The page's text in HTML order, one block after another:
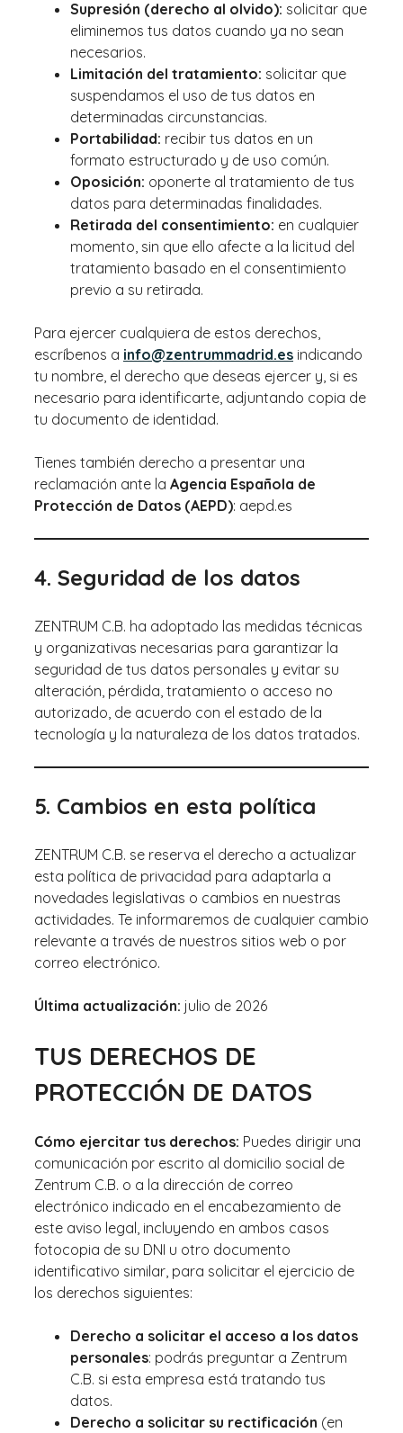
Supresión (derecho al olvido): solicitar que
eliminemos tus datos cuando ya no sean
necesarios.
Limitación del tratamiento: solicitar que
suspendamos el uso de tus datos en
determinadas circunstancias.
Portabilidad: recibir tus datos en un
formato estructurado y de uso común.
Oposición: oponerte al tratamiento de tus
datos para determinadas finalidades.
Retirada del consentimiento: en cualquier
momento, sin que ello afecte a la licitud del
tratamiento basado en el consentimiento
previo a su retirada.
Para ejercer cualquiera de estos derechos,
escríbenos a info@zentrummadrid.es indicando
tu nombre, el derecho que deseas ejercer y, si es
necesario para identificarte, adjuntando copia de
tu documento de identidad.
Tienes también derecho a presentar una
reclamación ante la Agencia Española de
Protección de Datos (AEPD): aepd.es
4. Seguridad de los datos
ZENTRUM C.B. ha adoptado las medidas técnicas
y organizativas necesarias para garantizar la
seguridad de tus datos personales y evitar su
alteración, pérdida, tratamiento o acceso no
autorizado, de acuerdo con el estado de la
tecnología y la naturaleza de los datos tratados.
5. Cambios en esta política
ZENTRUM C.B. se reserva el derecho a actualizar
esta política de privacidad para adaptarla a
novedades legislativas o cambios en nuestras
actividades. Te informaremos de cualquier cambio
relevante a través de nuestros sitios web o por
correo electrónico.
Última actualización: julio de 2026
TUS DERECHOS DE
PROTECCIÓN DE DATOS
Cómo ejercitar tus derechos: Puedes dirigir una
comunicación por escrito al domicilio social de
Zentrum C.B. o a la dirección de correo
electrónico indicado en el encabezamiento de
este aviso legal, incluyendo en ambos casos
fotocopia de su DNI u otro documento
identificativo similar, para solicitar el ejercicio de
los derechos siguientes:
Derecho a solicitar el acceso a los datos
personales: podrás preguntar a Zentrum
C.B. si esta empresa está tratando tus
datos.
Derecho a solicitar su rectificación (en